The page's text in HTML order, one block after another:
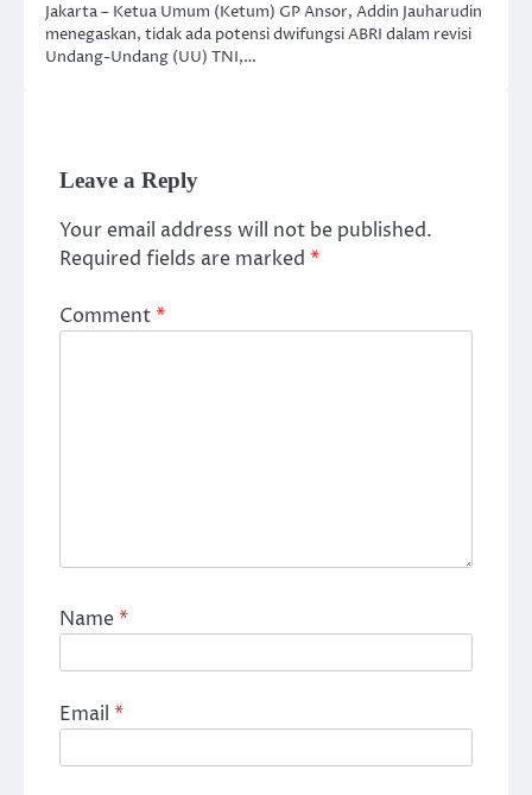
Jakarta – Ketua Umum (Ketum) GP Ansor, Addin Jauharudin
menegaskan, tidak ada potensi dwifungsi ABRI dalam revisi
Undang-Undang (UU) TNI,…
Leave a Reply
Your email address will not be published.
Required fields are marked *
Comment*
Name*
Email *